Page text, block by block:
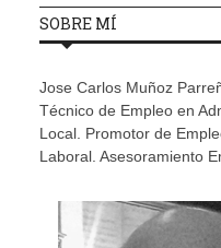
SOBRE MÍ
Jose Carlos Muñoz
Técnico de Empleo en
Local. Promotor de
Laboral. Asesoramiento